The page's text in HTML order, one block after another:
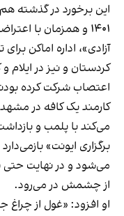
این برخورد در گذشته
۱۴۰۱ و همزمان با
آزادی»، اداره اماکن
کردستان و نیز در ایلام
اعتصاب شرکت کرده
کارمند یک کافه در
می‌کند با پلمب و
برگزاری ایونت»
می‌شود و در نهایت
از چشمش در می‌رود.
او افزود: «غول از چراغ